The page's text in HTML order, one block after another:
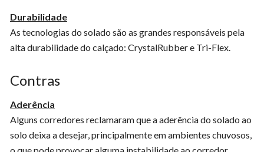
Durabilidade
As tecnologias do solado são as grandes responsáveis pela
alta durabilidade do calçado: CrystalRubber e Tri-Flex.
Contras
Aderência
Alguns corredores reclamaram que a aderência do solado ao
solo deixa a desejar, principalmente em ambientes chuvosos,